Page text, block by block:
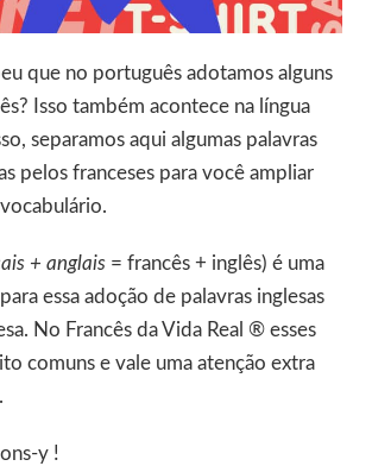
que no português adotamos alguns
Isso também acontece na língua
separamos aqui algumas palavras
pelos franceses para você ampliar
+ anglais= francês + inglês) é uma
essa adoção de palavras inglesas
No Francês da Vida Real ® esses
comuns e vale uma atenção extra
y !